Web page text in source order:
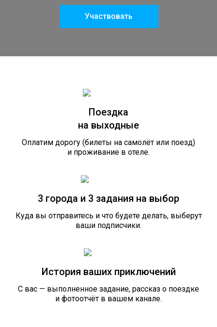
Участвовать
Поездка
на выходные
Оплатим дорогу (билеты на самолёт или поезд)
и проживание в отеле.
3 города и 3 задания на выбор
Куда вы отправитесь и что будете делать, выберут
ваши подписчики.
История ваших приключений
С вас — выполненное задание, рассказ о поездке
и фотоотчёт в вашем канале.